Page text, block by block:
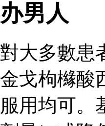
办男人
對大多數患
金戈枸櫞酸
服用均可。